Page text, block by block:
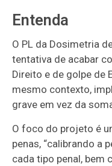
Entenda
O PL da Dosimetria
tentativa de acabar
Direito e de golpe de
mesmo contexto,
grave em vez da
O foco do projeto é
penas, “calibrando a
cada tipo penal, bem